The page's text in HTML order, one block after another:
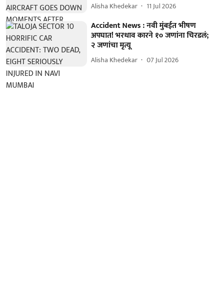
Alisha Khedekar 11 Jul 2026
Accident News : नवी मुंबईत भीषण
अपघात! भरधाव कारने १० जणांना चिरडलं;
२ जणांचा मृत्यू
Alisha Khedekar 07 Jul 2026